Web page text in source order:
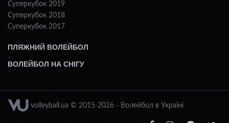
Суперкубок 2019
Суперкубок 2018
Суперкубок 2017
ПЛЯЖНИЙ ВОЛЕЙБОЛ
ВОЛЕЙБОЛ НА СНІГУ
volleyball.ua © 2015-2026 - Волейбол в Україні